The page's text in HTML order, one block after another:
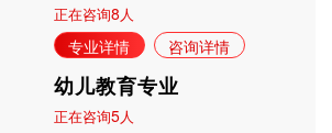
正在咨询8 人
专业详情 咨询详情
幼儿教育专业
正在咨询5人